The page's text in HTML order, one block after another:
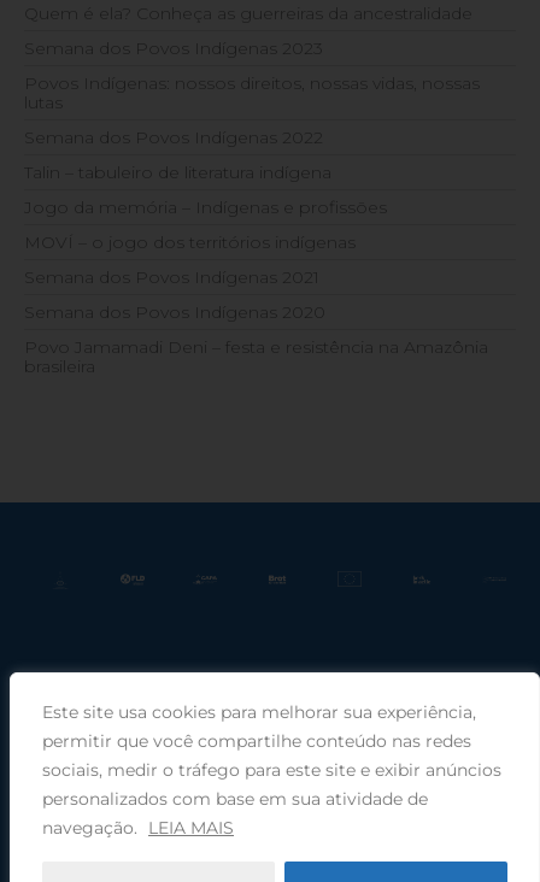
Este site usa cookies para melhorar sua experiência,
permitir que você compartilhe conteúdo nas redes
sociais, medir o tráfego para este site e exibir anúncios
personalizados com base em sua atividade de
navegação.
LEIA MAIS
Quem é ela? Conheça as guerreiras da ancestralidade
Semana dos Povos Indígenas 2023
Povos Indígenas: nossos direitos, nossas vidas, nossas
lutas
Semana dos Povos Indígenas 2022
Talin – tabuleiro de literatura indígena
Jogo da memória – Indígenas e profissões
MOVÍ – o jogo dos territórios indígenas
Semana dos Povos Indígenas 2021
Semana dos Povos Indígenas 2020
Povo Jamamadi Deni – festa e resistência na Amazônia
brasileira
Praça Rui Barbosa, 220, sala 66, Porto Alegre, RS, 90030-100 |
Telefone: (51) 99949-1120
© 2026 COMIN - Conselho de Missão entre Povos Indígenas ·